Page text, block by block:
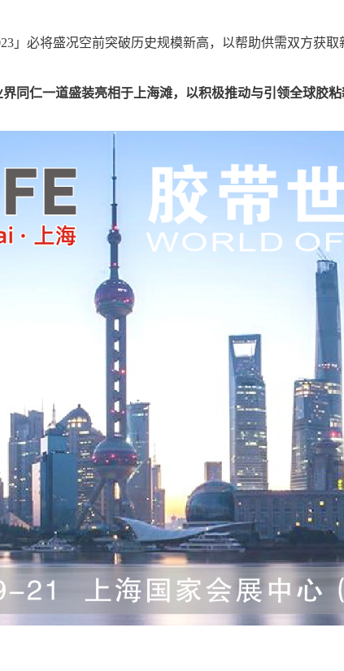
」必将盛况空前突破历史规模新高，以帮助供需双方获
同仁一道盛装亮相于上海滩，以积极推动与引领全球胶